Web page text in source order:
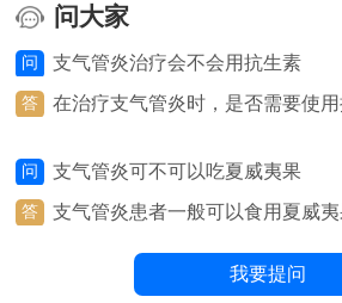
心等科室与功能区域。 医院配备联影 64 排 16 层螺旋 CT、
联影数字放射成像系统（DR）、
统、呼出气一氧化氮（FeNO）测定仪
有呼吸与危重症医学科、检验科、影
问大家
问 支气管炎治疗会不会用抗生素
答
在治疗支气管炎时，是否需要使
的，医生可能会考虑使用抗生素
表现为支气管炎的急性加重，伴有
嗽等症状。在这种情况下，抗生素
都需要使用抗生素。许多支气管
的，此时抗生素无法治疗病毒感
问 支气管炎可不可以吃夏威夷果
答
支气管炎患者一般可以食用夏威
维，有助于提供能量和营养。然
过敏，或者夏威夷果可能会引起
我要提问